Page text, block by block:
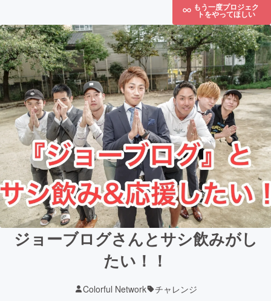
もう一度プロジェク
トをやってほしい
ジョーブログさんとサシ飲みがし
たい！！
Colorful Network チャレンジ